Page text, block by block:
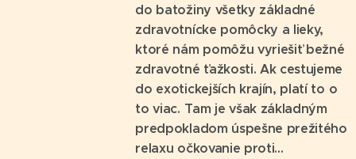
do batožiny všetky základné
zdravotnícke pomôcky a lieky,
ktoré nám pomôžu vyriešiť bežné
zdravotné ťažkosti. Ak cestujeme
do exotickejších krajín, platí to o
to viac. Tam je však základným
predpokladom úspešne prežitého
relaxu očkovanie proti...